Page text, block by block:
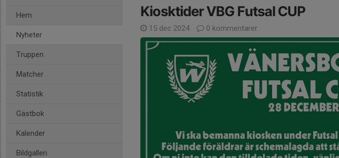
Hem
Nyheter
Truppen
Matcher
Statistik
Gästbok
Kalender
Bildgalleri
Kiosktider VBG Futsal CUP
15 dec 2024 0 kommentarer